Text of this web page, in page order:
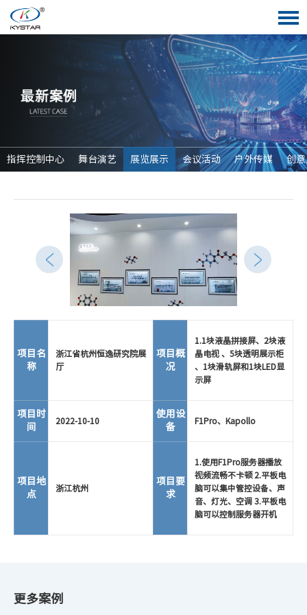
指挥控制中心 舞台演艺 展览展示 会议活动 户外传媒 创
项目名
称
浙江省杭州恒逸研究院展
厅
项目概
况
1.1块液晶拼接屏、2块液
晶电视 、5块透明展示柜
、1块滑轨屏和1块LED显
示屏
项目时
间
2022-10-10
使用设
备
F1Pro、Kapollo
项目地
点
浙江杭州
项目要
求
1.使用F1Pro服务器播放
视频流畅不卡顿 2.平板电
脑可以集中管控设备、声
音、灯光、空调 3.平板电
脑可以控制服务器开机
更多案例